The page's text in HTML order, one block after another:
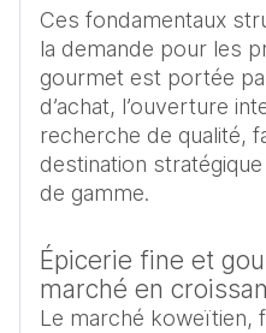
Ces fondamentaux
la demande pour les
gourmet est portée
d’achat, l’ouverture
recherche de qualité,
destination
de gamme.
Épicerie fine et
marché en
Le marché koweïtien,